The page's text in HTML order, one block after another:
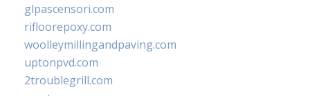
glpascensori.com
rifloorepoxy.com
woolleymillingandpaving.com
uptonpvd.com
2troublegrill.com